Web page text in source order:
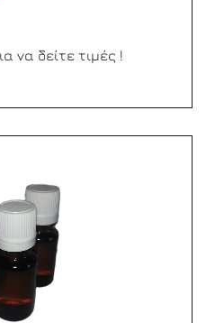
να δείτε τιμές !